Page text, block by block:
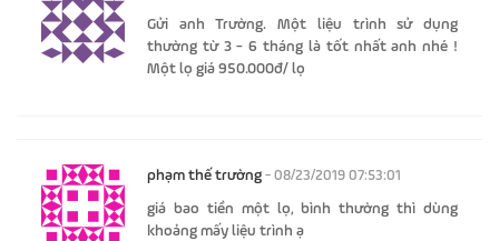
Gửi anh Trường. Một liệu trình sử dụng
thường từ 3 - 6 tháng là tốt nhất anh nhé !
Một lọ giá 950.000đ/ lọ
phạm thế trường - 08/23/2019 07:53:01
giá bao tiền một lọ, bình thường thì dùng
khoảng mấy liệu trình ạ